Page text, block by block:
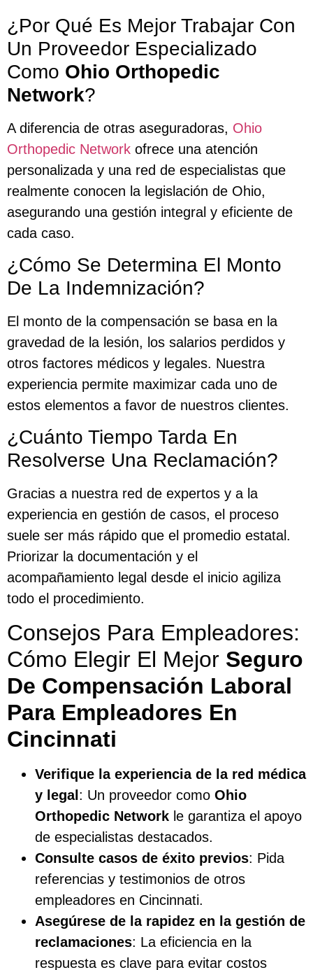
¿Por Qué Es Mejor Trabajar Con
Un Proveedor Especializado
Como Ohio Orthopedic
Network?
A diferencia de otras aseguradoras, Ohio
Orthopedic Network ofrece una atención
personalizada y una red de especialistas que
realmente conocen la legislación de Ohio,
asegurando una gestión integral y eficiente de
cada caso.
¿Cómo Se Determina El Monto
De La Indemnización?
El monto de la compensación se basa en la
gravedad de la lesión, los salarios perdidos y
otros factores médicos y legales. Nuestra
experiencia permite maximizar cada uno de
estos elementos a favor de nuestros clientes.
¿Cuánto Tiempo Tarda En
Resolverse Una Reclamación?
Gracias a nuestra red de expertos y a la
experiencia en gestión de casos, el proceso
suele ser más rápido que el promedio estatal.
Priorizar la documentación y el
acompañamiento legal desde el inicio agiliza
todo el procedimiento.
Consejos Para Empleadores:
Cómo Elegir El Mejor Seguro
De Compensación Laboral
Para Empleadores En
Cincinnati
Verifique la experiencia de la red médica
y legal : Un proveedor como Ohio
Orthopedic Network le garantiza el apoyo
de especialistas destacados.
Consulte casos de éxito previos: Pida
referencias y testimonios de otros
empleadores en Cincinnati.
Asegúrese de la rapidez en la gestión de
reclamaciones: La eficiencia en la
respuesta es clave para evitar costos